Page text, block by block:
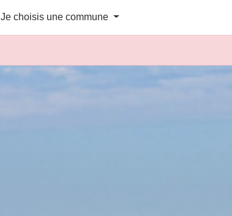
Je choisis une commune